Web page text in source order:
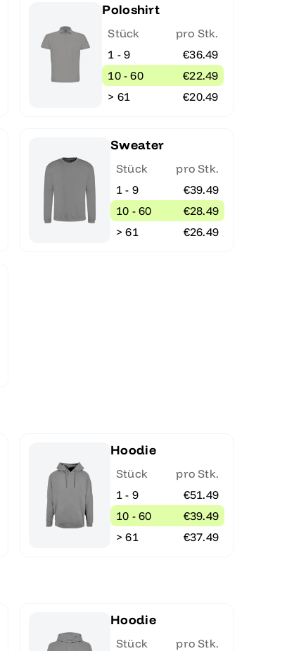
Poloshirt
Stück
pro Stk.
1 - 9
€36.49
10 - 60
€22.49
> 61
€20.49
Sweater
Stück
pro Stk.
1 - 9
€39.49
10 - 60
€28.49
> 61
€26.49
Hoodie
Stück
pro Stk.
1 - 9
€51.49
10 - 60
€39.49
> 61
€37.49
Hoodie
Stück
pro Stk.